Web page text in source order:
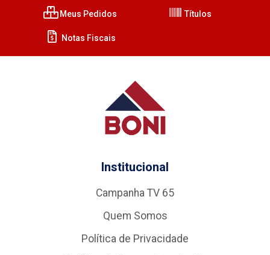
Meus Pedidos Títulos
Notas Fiscais
Institucional
Campanha TV 65
Quem Somos
Política de Privacidade